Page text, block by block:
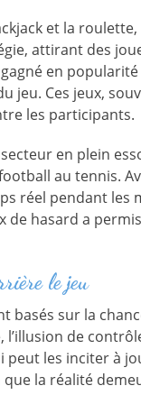
et la
attirant des
en
Ces jeux,
les participants.
en plein
au tennis.
réel pendant les
de hasard a
le jeu
basés sur la
de
peut les inciter à
la réalité